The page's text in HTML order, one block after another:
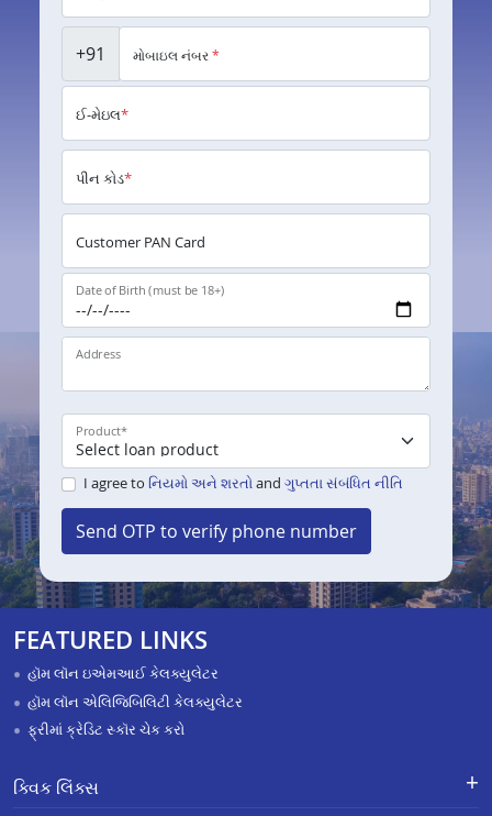
+91 મોબાઇલ નંબર*
ઈ-મેઇલ*
પીન કોડ*
Customer PAN Card
Date of Birth (must be 18+)
Address
Product*
I agree to નિયમો અને શરતોand ગુપ્તતા સંબંધિત નીતિ
Send OTP to verify phone number
FEATURED LINKS
હૉમ લૉન ઇએમઆઈ કેલક્યુલેટર
હૉમ લૉન એલિજિબિલિટી કેલક્યુલેટર
ફ્રીમાં ક્રેડિટ સ્કૉર ચેક કરો
ક્વિક લિંક્સ